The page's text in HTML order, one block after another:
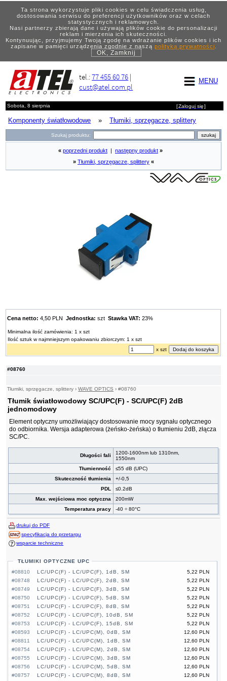
Ta strona wykorzystuje pliki cookies w celu świadczenia usług,
dostosowania serwisu do preferencji użytkowników oraz w celach
statystycznych i reklamowych.
Nasi partnerzy zbierają dane i używają plików cookie do personalizacji
reklam i mierzenia ich skuteczności.
Kontynuując, przyjmujemy Twoją zgodę na wdrażanie plików cookies i ich
zapisane w pamięci urządzenia zgodnie z naszą polityką prywatności.
OK, Zamknij
MENU
tel.:77 455 60 76 |
cust@atel.com.pl
Sobota, 8 sierpnia [Zaloguj się]
Komponenty światłowodowe » Tłumiki, sprzęgacze, splittery
Szukaj produktu:
#08760
Tłumiki, sprzęgacze, splittery ›WAVE OPTICS ›#08760
Tłumik światłowodowy SC/UPC(F) - SC/UPC(F) 2dB
jednomodowy
Element optyczny umożliwiający dostosowanie mocy sygnału optycznego
do odbiornika. Wersja adapterowa (żeńsko-żeńska) o tłumieniu 2dB, złącza
SC/PC.
Długości fali
1200-1600nm lub 1310nm,
1550nm
Tłumienność
≤55 dB (UPC)
Skuteczność tłumienia
+/-0,5
PDL
≤0.2dB
Max. wejściowa moc optyczna
200mW
Temperatura pracy
-40 ÷ 80°C
drukuj do PDF
specyfikacja do przetargu
wsparcie techniczne
TŁUMIKI OPTYCZNE UPC
#08810
5,22 PLN
LC/UPC(F) - LC/UPC(F), 1dB, SM
#08748
5,22 PLN
LC/UPC(F) - LC/UPC(F), 2dB, SM
#08749
5,22 PLN
LC/UPC(F) - LC/UPC(F), 3dB, SM
#08750
5,22 PLN
LC/UPC(F) - LC/UPC(F), 5dB, SM
#08751
5,22 PLN
LC/UPC(F) - LC/UPC(F), 8dB, SM
#08752
5,22 PLN
LC/UPC(F) - LC/UPC(F), 10dB, SM
#08753
5,22 PLN
LC/UPC(F) - LC/UPC(F), 15dB, SM
#08593
12,60 PLN
LC/UPC(F) - LC/UPC(M), 0dB, SM
#08811
12,60 PLN
LC/UPC(F) - LC/UPC(M), 1dB, SM
#08754
12,60 PLN
LC/UPC(F) - LC/UPC(M), 2dB, SM
#08755
12,60 PLN
LC/UPC(F) - LC/UPC(M), 3dB, SM
#08756
12,60 PLN
LC/UPC(F) - LC/UPC(M), 5dB, SM
#08757
12,60 PLN
LC/UPC(F) - LC/UPC(M), 8dB, SM
« poprzedni produkt następny produkt »
» Tłumiki, sprzęgacze, splittery «
Cena netto: 4,50 PLNJednostka: sztStawka VAT: 23%
Minimalna ilość zamówienia: 1 x szt
Ilość sztuk w najmniejszym opakowaniu zbiorczym: 1 x szt
x szt